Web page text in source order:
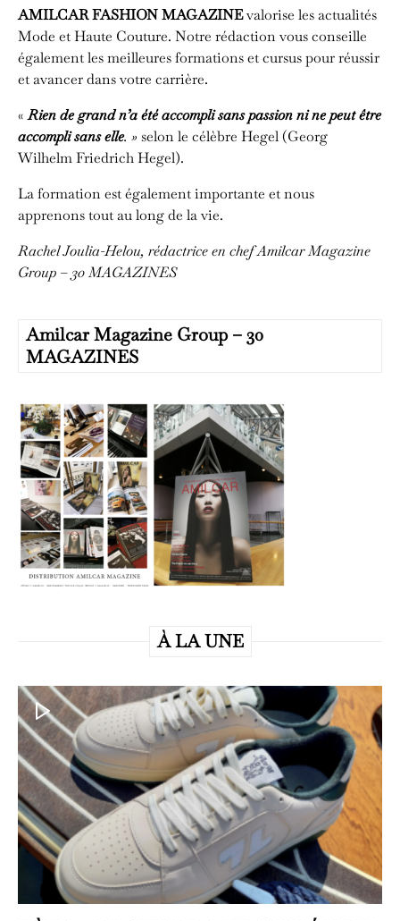
AMILCAR FASHION MAGAZINEvalorise les actualités
Mode et Haute Couture. Notre rédaction vous conseille
également les meilleures formations et cursus pour réussir
et avancer dans votre carrière.
«Rien de grand n’a été accompli sans passion ni ne peut être
accompli sans elle. » selon le célèbre Hegel (Georg
Wilhelm Friedrich Hegel).
La formation est également importante et nous
apprenons tout au long de la vie.
Rachel Joulia-Helou, rédactrice en chefAmilcar Magazine
Group – 30 MAGAZINES
Amilcar Magazine Group – 30
MAGAZINES
À LA UNE